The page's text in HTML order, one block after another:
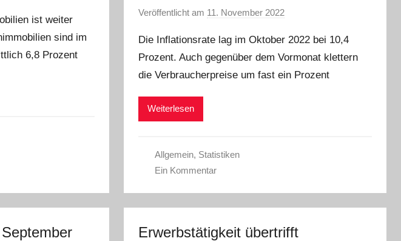
ist weiter
sind im
6,8 Prozent
Veröffentlicht am 11. November 2022v
n
a
d
Die Inflationsrate lag im Oktober 2022 bei 10,4
Prozent. Auch gegenüber dem Vormonat klettern
die Verbraucherpreise um fast ein Prozent
Weiterlesen
Allgemein, Statistiken
Ein Kommentar
Erwerbstätigkeit übertrifft